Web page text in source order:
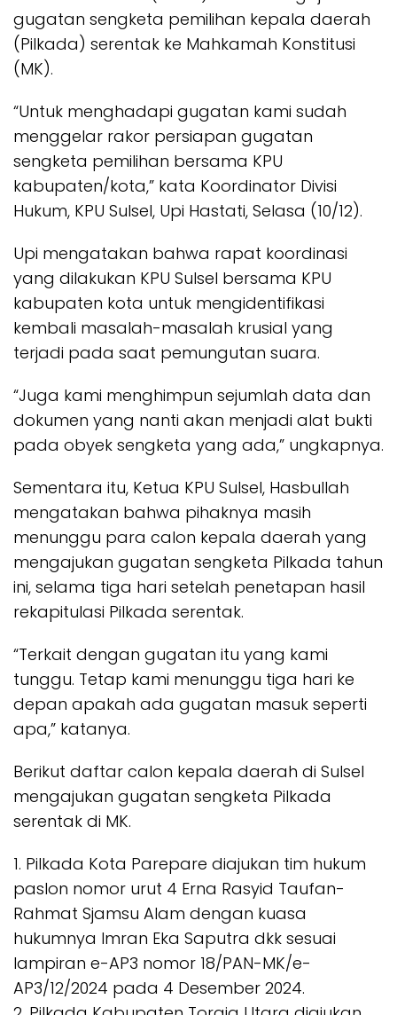
gugatan sengketa pemilihan kepala daerah
(Pilkada) serentak ke Mahkamah Konstitusi
(MK).
“Untuk menghadapi gugatan kami sudah
menggelar rakor persiapan gugatan
sengketa pemilihan bersama KPU
kabupaten/kota,” kata Koordinator Divisi
Hukum, KPU Sulsel, Upi Hastati, Selasa (10/12).
Upi mengatakan bahwa rapat koordinasi
yang dilakukan KPU Sulsel bersama KPU
kabupaten kota untuk mengidentifikasi
kembali masalah-masalah krusial yang
terjadi pada saat pemungutan suara.
“Juga kami menghimpun sejumlah data dan
dokumen yang nanti akan menjadi alat bukti
pada obyek sengketa yang ada,” ungkapnya.
Sementara itu, Ketua KPU Sulsel, Hasbullah
mengatakan bahwa pihaknya masih
menunggu para calon kepala daerah yang
mengajukan gugatan sengketa Pilkada tahun
ini, selama tiga hari setelah penetapan hasil
rekapitulasi Pilkada serentak.
“Terkait dengan gugatan itu yang kami
tunggu. Tetap kami menunggu tiga hari ke
depan apakah ada gugatan masuk seperti
apa,” katanya.
Berikut daftar calon kepala daerah di Sulsel
mengajukan gugatan sengketa Pilkada
serentak di MK.
1. Pilkada Kota Parepare diajukan tim hukum
paslon nomor urut 4 Erna Rasyid Taufan-
Rahmat Sjamsu Alam dengan kuasa
hukumnya Imran Eka Saputra dkk sesuai
lampiran e-AP3 nomor 18/PAN-MK/e-
AP3/12/2024 pada 4 Desember 2024.